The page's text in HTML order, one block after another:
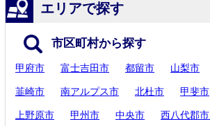
エリアで探す
市区町村から探す
甲府市 富士吉田市 都留市 山梨市
韮崎市 南アルプス市 北杜市 甲斐市
上野原市 甲州市 中央市 西八代郡